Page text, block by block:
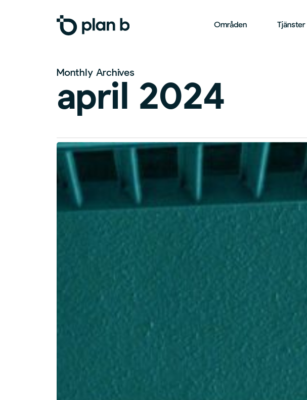
Områden Tjänster
Monthly Archives
april 2024